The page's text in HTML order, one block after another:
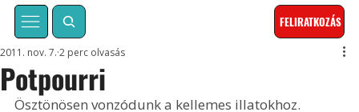
FELIRATKOZÁS
Potpourri
2011. nov. 7. 2 perc olvasás
Ösztönösen vonzódunk a kellemes illatokhoz.